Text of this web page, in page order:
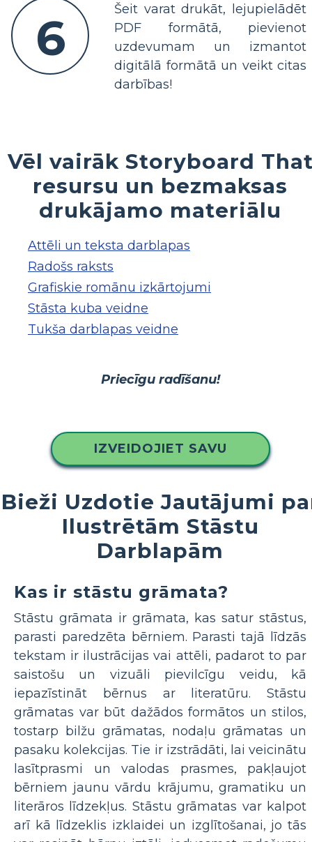
6
Šeit varat drukāt, lejupielādēt
PDF formātā, pievienot
uzdevumam un izmantot
digitālā formātā un veikt citas
darbības!
Vēl vairāk Storyboard
resursu un bezmaksas
drukājamo materiālu
Attēli un teksta darblapas
Radošs raksts
Grafiskie romānu izkārtojumi
Stāsta kuba veidne
Tukša darblapas veidne
Priecīgu radīšanu!
IZVEIDOJIET SAVU
Bieži Uzdotie Jautājumi
Ilustrētām Stāstu
Darblapām
Kas ir stāstu grāmata?
Stāstu grāmata ir grāmata, kas satur stāstus,
parasti paredzēta bērniem. Parasti tajā līdzās
tekstam ir ilustrācijas vai attēli, padarot to par
saistošu un vizuāli pievilcīgu veidu, kā
iepazīstināt bērnus ar literatūru. Stāstu
grāmatas var būt dažādos formātos un stilos,
tostarp bilžu grāmatas, nodaļu grāmatas un
pasaku kolekcijas. Tie ir izstrādāti, lai veicinātu
lasītprasmi un valodas prasmes, pakļaujot
bērniem jaunu vārdu krājumu, gramatiku un
literāros līdzekļus. Stāstu grāmatas var kalpot
arī kā līdzeklis izklaidei un izglītošanai, jo tās